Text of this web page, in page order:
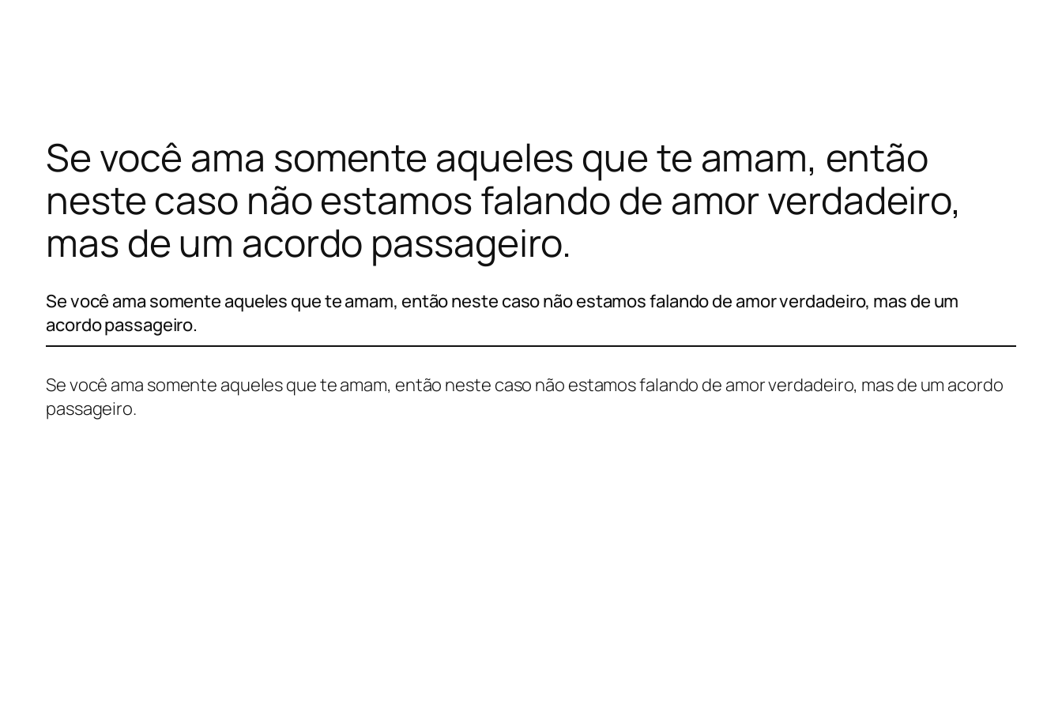
conteúdoSe você ama somente aqueles que te amam, então
neste caso não estamos falando de amor verdadeiro,
mas de um acordo passageiro.
Se você ama somente aqueles que te amam, então neste caso não estamos falando de amor verdadeiro, mas de um
acordo passageiro.
Se você ama somente aqueles que te amam, então neste caso não estamos falando de amor verdadeiro, mas de um acordo
passageiro.